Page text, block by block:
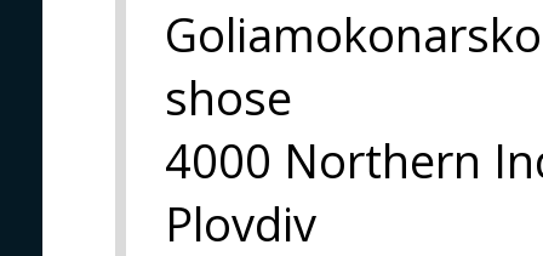
Goliamokonarsko
shose
4000 Northern
Plovdiv